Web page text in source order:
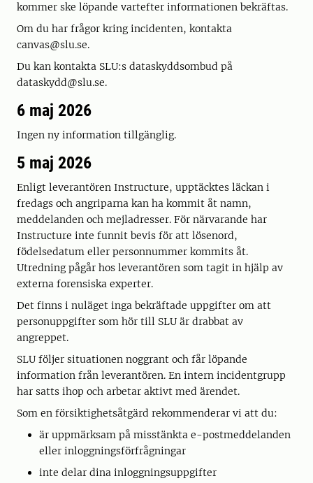
kommer ske löpande vartefter informationen bekräftas.
Om du har frågor kring incidenten, kontakta
canvas@slu.se.
Du kan kontakta SLU:s dataskyddsombud på
dataskydd@slu.se.
6 maj 2026
Ingen ny information tillgänglig.
5 maj 2026
Enligt leverantören Instructure, upptäcktes läckan i
fredags och angriparna kan ha kommit åt namn,
meddelanden och mejladresser. För närvarande har
Instructure inte funnit bevis för att lösenord,
födelsedatum eller personnummer kommits åt.
Utredning pågår hos leverantören som tagit in hjälp av
externa forensiska experter.
Det finns i nuläget inga bekräftade uppgifter om att
personuppgifter som hör till SLU är drabbat av
angreppet.
SLU följer situationen noggrant och får löpande
information från leverantören. En intern incidentgrupp
har satts ihop och arbetar aktivt med ärendet.
Som en försiktighetsåtgärd rekommenderar vi att du:
är uppmärksam på misstänkta e-postmeddelanden
eller inloggningsförfrågningar
inte delar dina inloggningsuppgifter